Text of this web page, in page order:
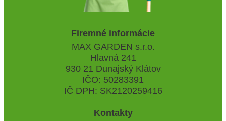
Firemné informácie
MAX GARDEN s.r.o.
Hlavná 241
930 21 Dunajský Klátov
IČO: 50283391
IČ DPH: SK2120259416
Kontakty